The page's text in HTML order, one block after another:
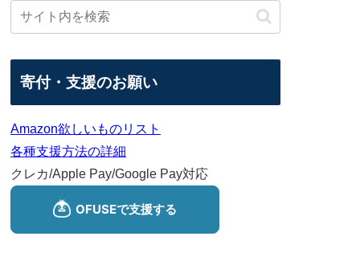
寄付・支援のお願い
Amazon欲しいものリスト
各種支援方法の詳細
クレカ/Apple Pay/Google Pay対応